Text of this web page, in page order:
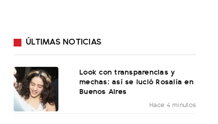
ÚLTIMAS NOTICIAS
Look con transparencias y
mechas: así se lució Rosalía en
Buenos Aires
Hace 4 minutos